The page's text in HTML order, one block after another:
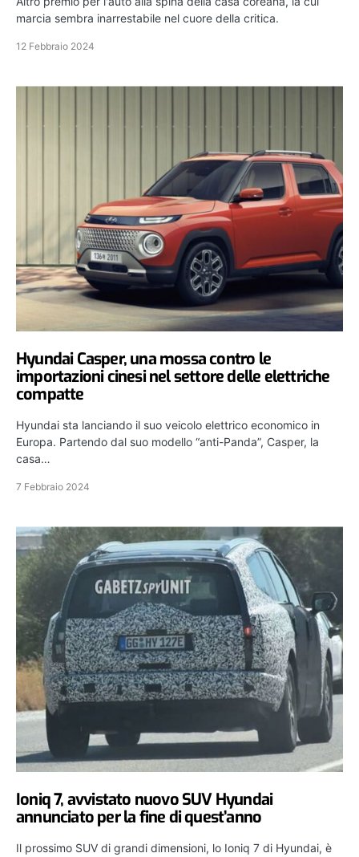
marcia sembra inarrestabile nel cuore della critica.
12 Febbraio 2024
Hyundai Casper, una mossa contro le
importazioni cinesi nel settore delle elettriche
compatte
Hyundai sta lanciando il suo veicolo elettrico economico in
Europa. Partendo dal suo modello “anti-Panda”, Casper, la
casa…
7 Febbraio 2024
Ioniq 7, avvistato nuovo SUV Hyundai
annunciato per la fine di quest’anno
Il prossimo SUV di grandi dimensioni, lo Ioniq 7 di Hyundai, è